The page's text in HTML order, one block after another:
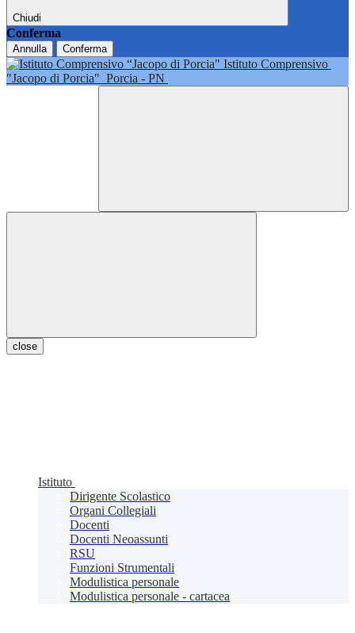
Chiudi
Conferma
Annulla Conferma
Istituto Comprensivo
"Jacopo di Porcia" Porcia - PN
close
Istituto
Dirigente Scolastico
Organi Collegiali
Docenti
Docenti Neoassunti
RSU
Funzioni Strumentali
Modulistica personale
Modulistica personale - cartacea